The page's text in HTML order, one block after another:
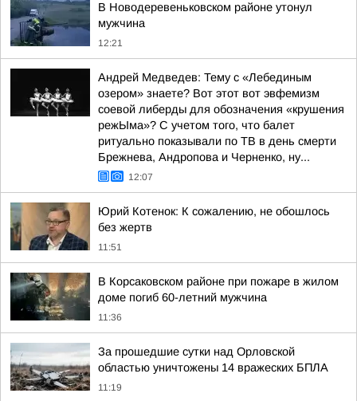
В Новодеревеньковском районе утонул
мужчина
12:21
Андрей Медведев: Тему с «Лебединым
озером» знаете? Вот этот вот эвфемизм
соевой либерды для обозначения «крушения
режЫма»? С учетом того, что балет
ритуально показывали по ТВ в день смерти
Брежнева, Андропова и Черненко, ну...
12:07
Юрий Котенок: К сожалению, не обошлось
без жертв
11:51
В Корсаковском районе при пожаре в жилом
доме погиб 60-летний мужчина
11:36
За прошедшие сутки над Орловской
областью уничтожены 14 вражеских БПЛА
11:19